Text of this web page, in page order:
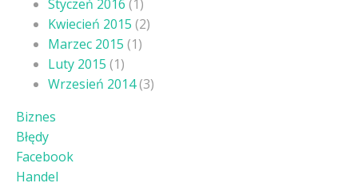
Styczeń 2016 (1)
Kwiecień 2015 (2)
Marzec 2015 (1)
Luty 2015 (1)
Wrzesień 2014(3)
Biznes
Błędy
Facebook
Handel